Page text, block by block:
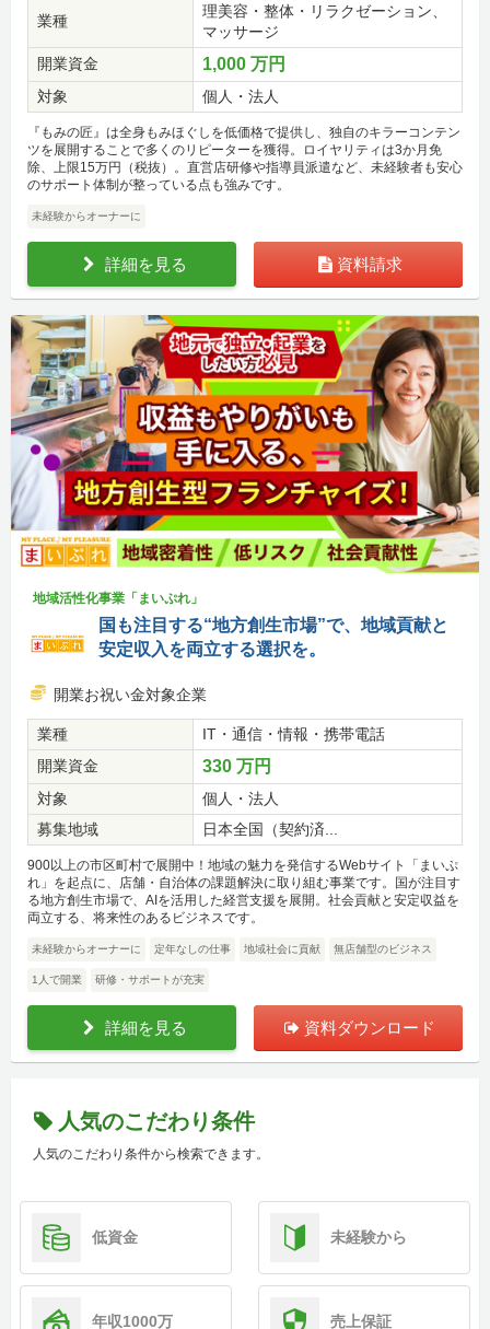
業種
理美容・整体・リラクゼーション、
マッサージ
開業資金
1,000 万円
対象 個人・法人
『もみの匠』は全身もみほぐしを低価格で提供し、独自のキラーコンテン
ツを展開することで多くのリピーターを獲得。ロイヤリティは3か月免
除、上限15万円（税抜）。直営店研修や指導員派遣など、未経験者も安心
のサポート体制が整っている点も強みです。
未経験からオーナーに
詳細を見る 資料請求
地域活性化事業「まいぷれ」
国も注目する“地方創生市場”で、地域貢献と
安定収入を両立する選択を。
開業お祝い金対象企業
業種
IT・通信・情報・携帯電話
開業資金
330 万円
対象
個人・法人
募集地域
日本全国（契約済...
900以上の市区町村で展開中！地域の魅力を発信するWebサイト「まいぷ
れ」を起点に、店舗・自治体の課題解決に取り組む事業です。国が注目す
る地方創生市場で、AIを活用した経営支援を展開。社会貢献と安定収益を
両立する、将来性のあるビジネスです。
未経験からオーナーに 定年なしの仕事 地域社会に貢献 無店舗型のビジネス
1人で開業 研修・サポートが充実
詳細を見る 資料ダウンロード
人気のこだわり条件
人気のこだわり条件から検索できます。
低資金 未経験から
年収1000万 売上保証